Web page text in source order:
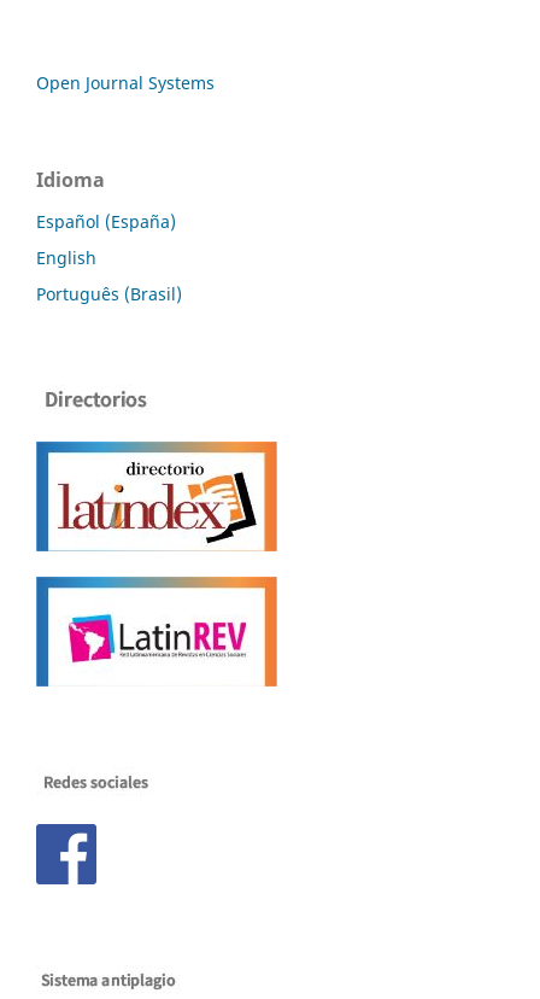
Open Journal Systems
Idioma
Español (España)
English
Português (Brasil)